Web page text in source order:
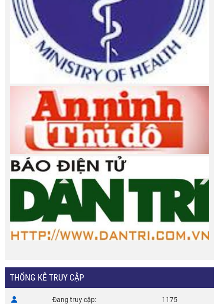
THỐNG KÊ TRUY CẬP
Đang truy cập 1175